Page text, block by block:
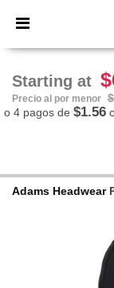
× App de
¡Mejores
Starting at
Precio al por menor
o 4 pagos de $1.56
Adams Headwear